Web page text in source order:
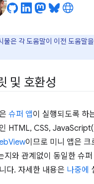
물은 각 도움말이 이전 도움말
및 호환성
슈퍼 앱이 실행되도록 하
HTML, CSS,
이므로 미니 앱은
지와 관계없이 동일한 슈
다. 자세한 내용은 나중에